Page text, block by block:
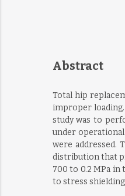
Abstract
Total hip
improper
study was to
under
were addressed.
distribution that
700 to 0.2 MPa
to stress